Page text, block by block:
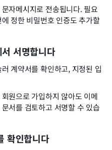
자메시지로 전송됩니다. 필요
정한 비밀번호 인증도 추가할
서명합니다
계약서를 확인하고, 지정된 입
원으로 가입하지 않아도 이메
서를 검토하고 서명할 수 있습
확인합니다